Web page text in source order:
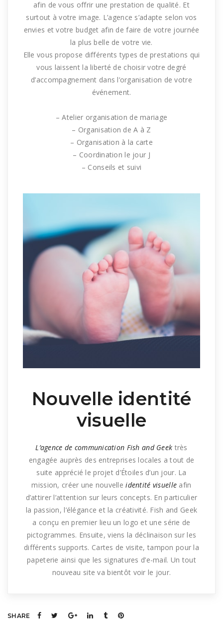
afin de vous offrir une prestation de qualité. Et
surtout à votre image. L’agence s’adapte selon vos
envies et votre budget afin de faire de votre journée
la plus belle de votre vie.
Elle vous propose différents types de prestations qui
vous laissent la liberté de choisir votre degré
d’accompagnement dans l’organisation de votre
événement.
– Atelier organisation de mariage
– Organisation de A à Z
– Organisation à la carte
– Coordination le jour J
– Conseils et suivi
Nouvelle identité
visuelle
L’agence de communication Fish and Geek très
engagée auprès des entreprises locales a tout de
suite apprécié le projet d’Étoiles d’un jour. La
mission, créer une nouvelle identité visuelle afin
d’attirer l’attention sur leurs concepts. En particulier
la passion, l’élégance et la créativité. Fish and Geek
a conçu en premier lieu un logo et une série de
pictogrammes. Ensuite, viens la déclinaison sur les
différents supports. Cartes de visite, tampon pour la
papeterie ainsi que les signatures d’e-mail. Un tout
nouveau siteva bientôt voir le jour.
SHARE